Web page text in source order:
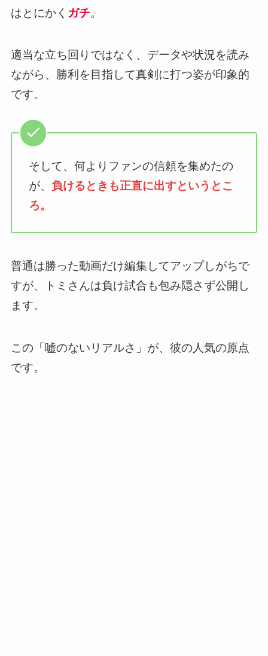
はとにかく ガチ。
適当な立ち回りではなく、データや状況を読み
ながら、勝利を目指して真剣に打つ姿が印象的
です。
そして、何よりファンの信頼を集めたの
が、 負けるときも正直に出すというとこ
ろ。
普通は勝った動画だけ編集してアップしがちで
すが、トミさんは負け試合も包み隠さず公開し
ます。
この「嘘のないリアルさ」が、彼の人気の原点
です。